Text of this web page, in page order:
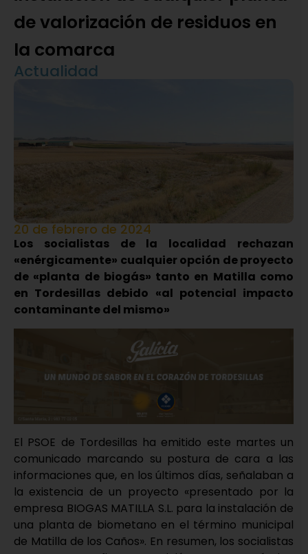
de valorización de residuos en
la comarca
Actualidad
20 de febrero de 2024
Los socialistas de la localidad rechazan
«enérgicamente» cualquier opción de proyecto
de «planta de biogás» tanto en Matilla como
en Tordesillas debido «al potencial impacto
contaminante del mismo»
El PSOE de Tordesillas ha emitido este martes un
comunicado marcando su postura de cara a las
informaciones que, en los últimos días, señalaban a
la existencia de un proyecto «presentado por la
empresa BIOGAS MATILLA S.L. para la instalación de
una planta de biometano en el término municipal
de Matilla de los Caños». En resumen, los socialistas